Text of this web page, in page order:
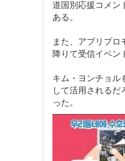
道国別応援コメン
ある。
また、アプリプ
降りて受信イベン
キム・ヨンチョル
して活用される
った。